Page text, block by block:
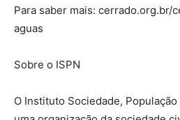
Para saber mais: cerrado.org.br/
aguas
Sobre o ISPN
O Instituto Sociedade,